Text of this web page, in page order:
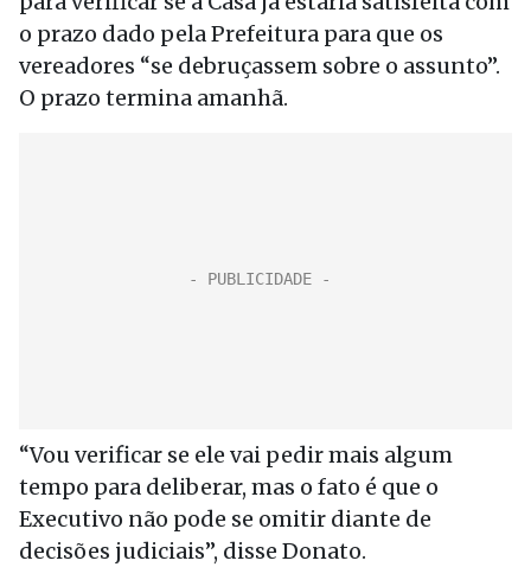
o prazo dado pela Prefeitura para que os
vereadores “se debruçassem sobre o assunto”.
O prazo termina amanhã.
“Vou verificar se ele vai pedir mais algum
tempo para deliberar, mas o fato é que o
Executivo não pode se omitir diante de
decisões judiciais”, disse Donato.